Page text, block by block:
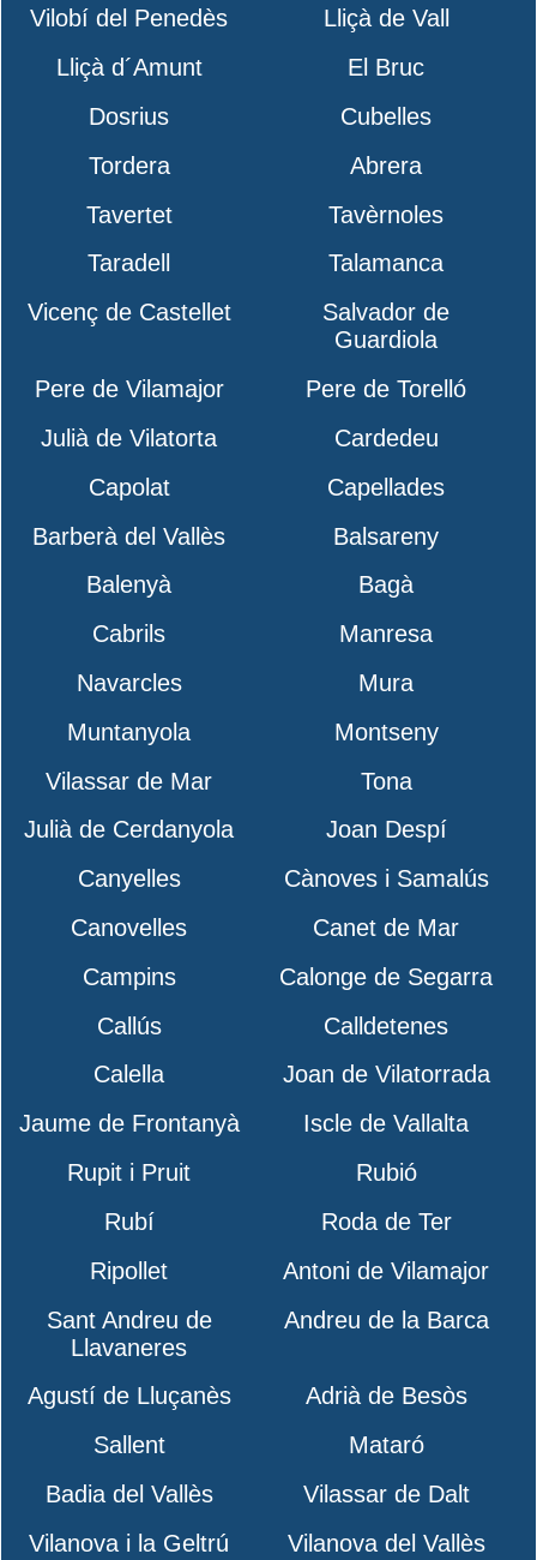
Vilobí del Penedès
Lliçà de Vall
Lliçà d´Amunt
El Bruc
Dosrius
Cubelles
Tordera
Abrera
Tavertet
Tavèrnoles
Taradell
Talamanca
Vicenç de Castellet
Salvador de
Guardiola
Pere de Vilamajor
Pere de Torelló
Julià de Vilatorta
Cardedeu
Capolat
Capellades
Barberà del Vallès
Balsareny
Balenyà
Bagà
Cabrils
Manresa
Navarcles
Mura
Muntanyola
Montseny
Vilassar de Mar
Tona
Julià de Cerdanyola
Joan Despí
Canyelles
Cànoves i Samalús
Canovelles
Canet de Mar
Campins
Calonge de Segarra
Callús
Calldetenes
Calella
Joan de Vilatorrada
Jaume de Frontanyà
Iscle de Vallalta
Rupit i Pruit
Rubió
Rubí
Roda de Ter
Ripollet
Antoni de Vilamajor
Sant Andreu de
Llavaneres
Andreu de la Barca
Agustí de Lluçanès
Adrià de Besòs
Sallent
Mataró
Badia del Vallès
Vilassar de Dalt
Vilanova i la Geltrú
Vilanova del Vallès